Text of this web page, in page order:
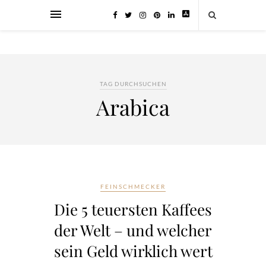
TAG DURCHSUCHEN
Arabica
FEINSCHMECKER
Die 5 teuersten Kaffees
der Welt – und welcher
sein Geld wirklich wert